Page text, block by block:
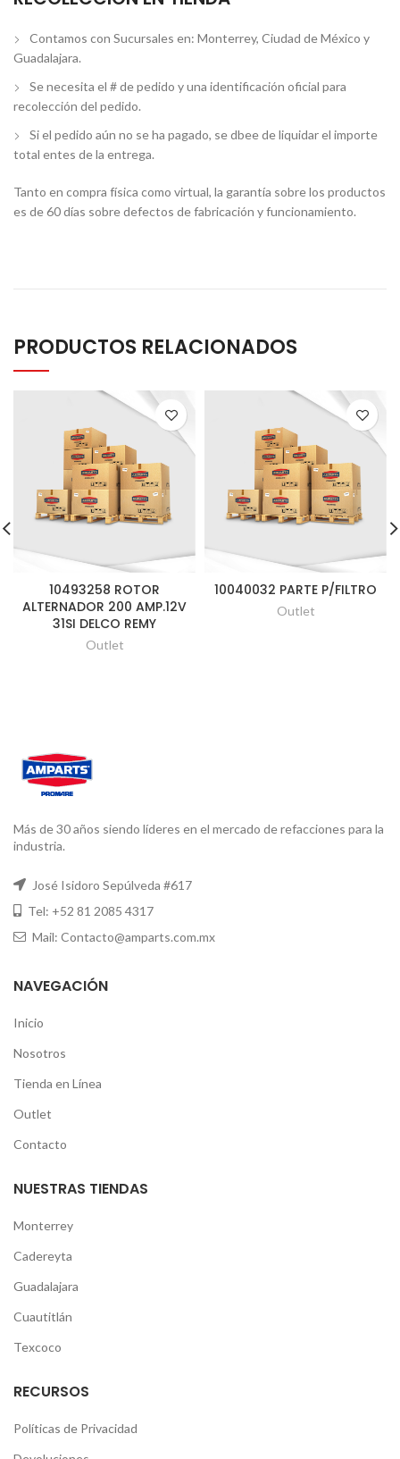
Contamos con Sucursales en: Monterrey, Ciudad de México y
Guadalajara.
Se necesita el # de pedido y una identificación oficial para
recolección del pedido.
Si el pedido aún no se ha pagado, se dbee de liquidar el importe
total entes de la entrega.
Tanto en compra física como virtual, la garantía sobre los productos
es de 60 días sobre defectos de fabricación y funcionamiento.
PRODUCTOS RELACIONADOS
10493258 ROTOR
ALTERNADOR 200 AMP.12V
31SI DELCO REMY
Outlet
10040032 PARTE P/FILTRO
Outlet
Más de 30 años siendo líderes en el mercado de refacciones para la
industria.
José Isidoro Sepúlveda #617
Tel: +52 81 2085 4317
Mail: Contacto@amparts.com.mx
NAVEGACIÓN
Inicio
Nosotros
Tienda en Línea
Outlet
Contacto
NUESTRAS TIENDAS
Monterrey
Cadereyta
Guadalajara
Cuautitlán
Texcoco
RECURSOS
Políticas de Privacidad